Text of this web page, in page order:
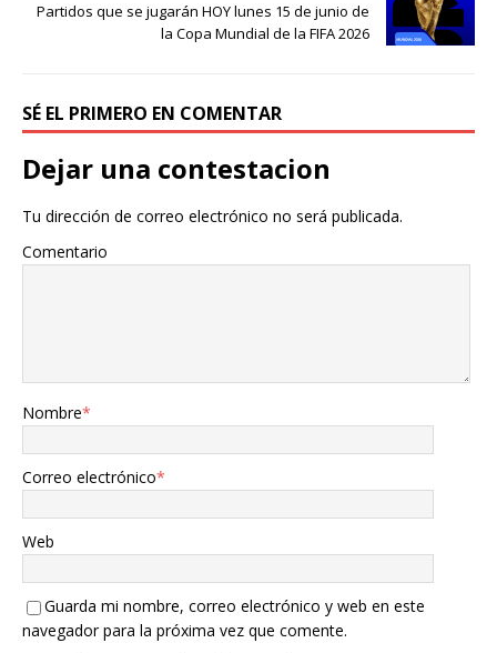
Partidos que se jugarán HOY lunes 15 de junio de
la Copa Mundial de la FIFA 2026
SÉ EL PRIMERO EN COMENTAR
Dejar una contestacion
Tu dirección de correo electrónico no será publicada.
Comentario
Nombre*
Correo electrónico*
Web
Guarda mi nombre, correo electrónico y web en este
navegador para la próxima vez que comente.